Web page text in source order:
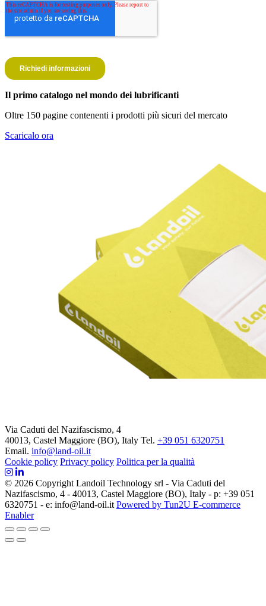
Il primo catalogo nel mondo dei lubrificanti
Oltre 150 pagine contenenti i prodotti più sicuri del mercato
Scaricalo ora
Via Caduti del Nazifascismo, 4
40013, Castel Maggiore (BO), Italy Tel. +39 051 6320751
Email. info@land-oil.it
Cookie policy Privacy policy Politica per la qualità
© 2026 Copyright Landoil Technology srl - Via Caduti del
Nazifascismo, 4 - 40013, Castel Maggiore (BO), Italy - p: +39 051
6320751 - e: info@land-oil.it Powered by Tun2U E-commerce
Enabler